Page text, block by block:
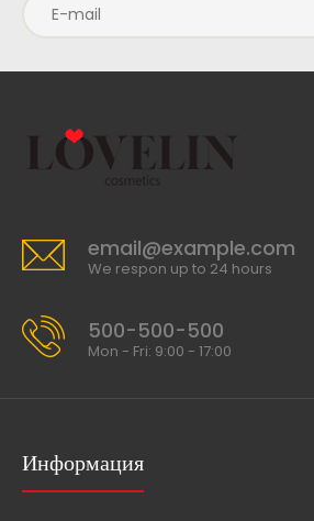
email@example.com
We respon up to 24 hours
500-500-500
Mon - Fri: 9:00 - 17:00
Информация